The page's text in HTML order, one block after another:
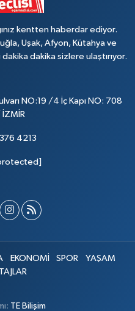
kentten haberdar ediyor.
Uşak, Afyon, Kütahya ve
dakika sizlere ulaştırıyor.
NO:19 /4 İç Kapı NO: 708
4213
EKONOMİ SPOR
YAŞAM
TE Bilişim